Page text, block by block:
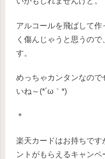
アルコールを飛ばして
く傷んじゃうと思うの
す。
めっちゃカンタンなので
いね～(*´ω｀*)
＊
楽天カードはお持ちです
ントがもらえるキャン